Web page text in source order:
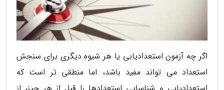
اگر چه آزمون استعدادیابی یا هر شیوه دیگری برای سنجش
استعداد می تواند مفید باشد، اما منطقی تر است که